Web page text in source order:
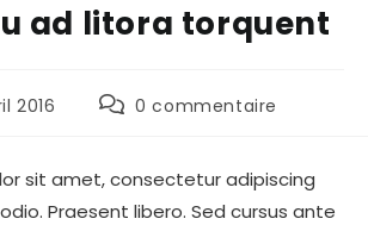
ad litora torquent
2016 0 commentaire
sit amet, consectetur adipiscing
Praesent libero. Sed cursus ante